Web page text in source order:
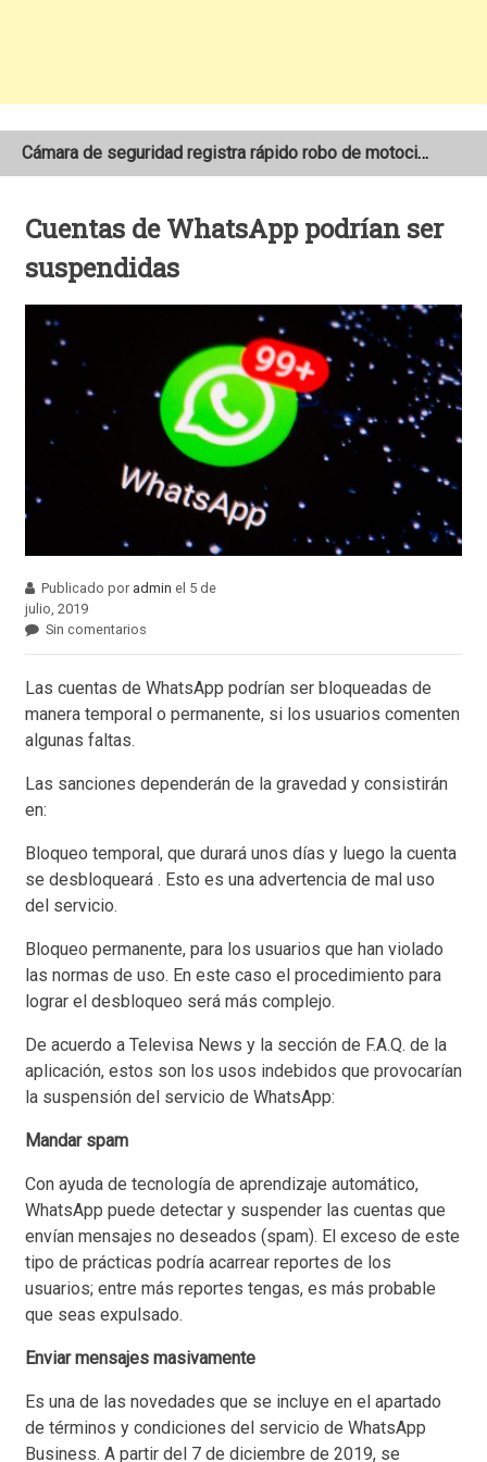
Cámara de seguridad registra rápido robo de motocicleta en el barrio Santo Domingo de Estelí
Adolescente fallece tras ser arrollado por un taxi frente a la COTRAN Norte en Estelí
Cuentas de WhatsApp podrían ser
suspendidas
Publicado por admin el 5 de
julio, 2019
Sin comentarios
Las cuentas de WhatsApp podrían ser bloqueadas de
manera temporal o permanente, si los usuarios comenten
algunas faltas.
Las sanciones dependerán de la gravedad y consistirán
en:
Bloqueo temporal, que durará unos días y luego la cuenta
se desbloqueará . Esto es una advertencia de mal uso
del servicio.
Bloqueo permanente, para los usuarios que han violado
las normas de uso. En este caso el procedimiento para
lograr el desbloqueo será más complejo.
De acuerdo a Televisa News y la sección de F.A.Q. de la
aplicación, estos son los usos indebidos que provocarían
la suspensión del servicio de WhatsApp:
Mandar spam
Con ayuda de tecnología de aprendizaje automático,
WhatsApp puede detectar y suspender las cuentas que
envían mensajes no deseados (spam). El exceso de este
tipo de prácticas podría acarrear reportes de los
usuarios; entre más reportes tengas, es más probable
que seas expulsado.
Enviar mensajes masivamente
Es una de las novedades que se incluye en el apartado
de términos y condiciones del servicio de WhatsApp
Business. A partir del 7 de diciembre de 2019, se